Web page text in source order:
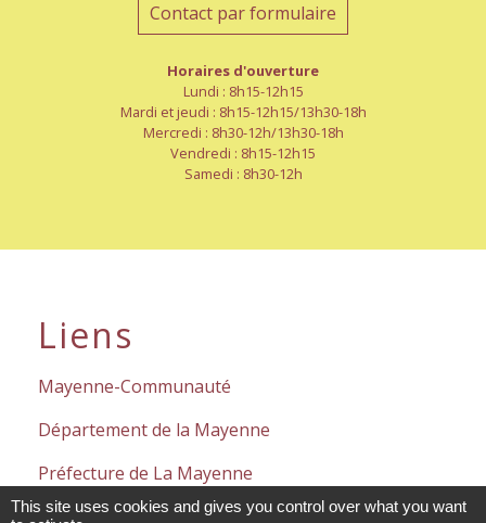
Contact par formulaire
Horaires d'ouverture
Lundi : 8h15-12h15
Mardi et jeudi : 8h15-12h15/13h30-18h
Mercredi : 8h30-12h/13h30-18h
Vendredi : 8h15-12h15
Samedi : 8h30-12h
Liens
Mayenne-Communauté
Département de la Mayenne
Préfecture de La Mayenne
Service-public.fr
This site uses cookies and gives you control over what you want